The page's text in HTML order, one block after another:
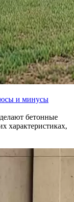
и минусы
бетонные
характеристиках,